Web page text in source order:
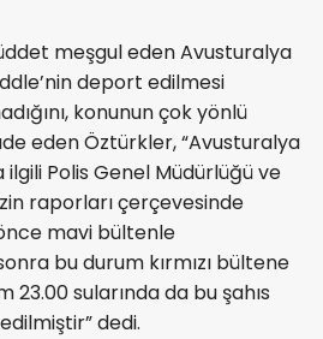
meşgul eden Avusturalya
deport edilmesi
konunun çok yönlü
eden Öztürkler, “Avusturalya
ilgili Polis Genel Müdürlüğü ve
raporları çerçevesinde
mavi bültenle
bu durum kırmızı bültene
23.00 sularında da bu şahıs
dedi.